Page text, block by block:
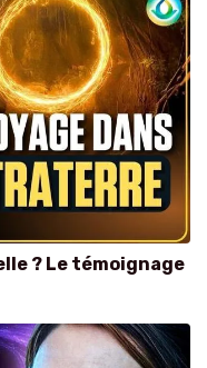
? Le témoignage